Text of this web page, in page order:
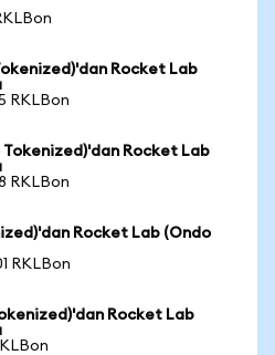
Rocket Lab
RKLBon
Rocket Lab
RKLBon
Rocket Lab (Ondo
RKLBon
Rocket Lab